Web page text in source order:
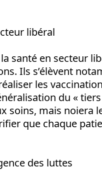
libéral
santé en secteur
Ils s’élèvent
les
du «
soins, mais noiera
que chaque
des luttes